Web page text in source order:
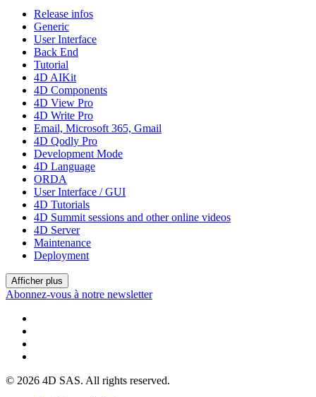
Release infos
Generic
User Interface
Back End
Tutorial
4D AIKit
4D Components
4D View Pro
4D Write Pro
Email, Microsoft 365, Gmail
4D Qodly Pro
Development Mode
4D Language
ORDA
User Interface / GUI
4D Tutorials
4D Summit sessions and other online videos
4D Server
Maintenance
Deployment
Afficher plus
Abonnez-vous à notre newsletter
© 2026 4D SAS. All rights reserved.